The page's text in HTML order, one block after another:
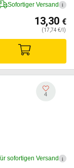
Sofortiger Versand i
13,30 €
(17,74 €/l)
4
sofortigen Versand i